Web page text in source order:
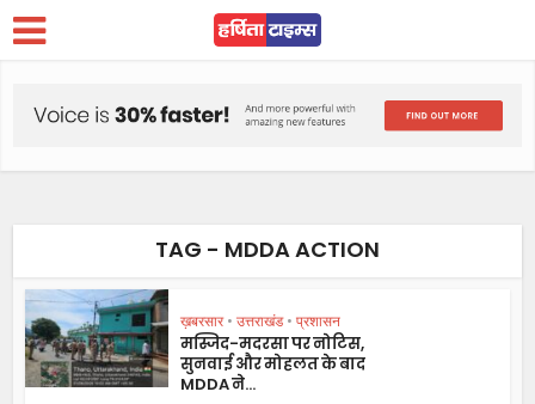
TAG - MDDA ACTION
ख़बरसार • उत्तराखंड • प्रशासन
मस्जिद-मदरसा पर नोटिस,
सुनवाई और मोहलत के बाद
MDDA ने...